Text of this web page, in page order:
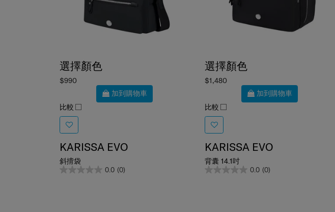
選擇顏色
$990
加到購物車
比較
KARISSA EVO
斜揹袋
0.0 (0)
選擇顏色
$1,480
加到購物車
比較
KARISSA EVO
背囊 14.1吋
0.0 (0)